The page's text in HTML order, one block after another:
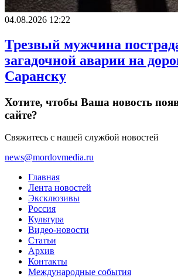
04.08.2026 12:22
Трезвый мужчина
загадочной аварии на
Саранску
Хотите, чтобы Ваша новость
сайте?
Свяжитесь с нашей службой новостей
news@mordovmedia.ru
Главная
Лента новостей
Эксклюзивы
Россия
Культура
Видео-новости
Статьи
Архив
Контакты
Международные события